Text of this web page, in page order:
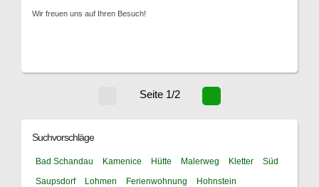
Wir freuen uns auf Ihren Besuch!
Seite 1/2
Suchvorschläge
Bad Schandau Kamenice Hütte Malerweg Kletter
Süd
Saupsdorf
Lohmen Ferienwohnung Hohnstein